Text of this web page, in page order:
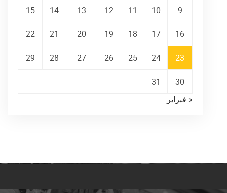
9
10
11
12
13
14
15
16
17
18
19
20
21
22
23
24
25
26
27
28
29
30
31
« فبراير